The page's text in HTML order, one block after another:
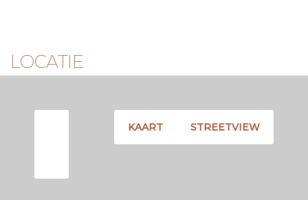
LOCATIE
KAART STREETVIEW